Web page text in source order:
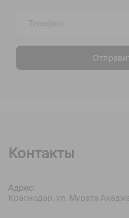
Контакты
Адрес:
Краснодар, ул. Мурата